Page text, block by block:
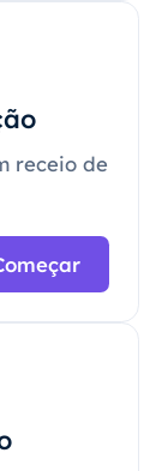
receio de